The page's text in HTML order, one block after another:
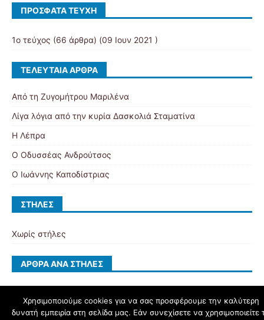
ΠΡΌΣΦΑΤΑ ΤΕΎΧΗ
1ο τεύχος (66 άρθρα) (09 Ιουν 2021 )
ΤΕΛΕΥΤΑΊΑ ΆΡΘΡΑ
Από τη Ζυγομήτρου Μαριλένα
Λίγα λόγια από την κυρία Δασκολιά Σταματίνα
Η Λέπρα
Ο Οδυσσέας Ανδρούτσος
Ο Ιωάννης Καποδίστριας
ΣΤΉΛΕΣ
Χωρίς στήλες
ΆΡΘΡΑ ΑΝΆ ΣΤΉΛΕΣ
Χρησιμοποιούμε cookies για να σας προσφέρουμε την καλύτερη
δυνατή εμπειρία στη σελίδα μας. Εάν συνεχίσετε να χρησιμοποιείτε